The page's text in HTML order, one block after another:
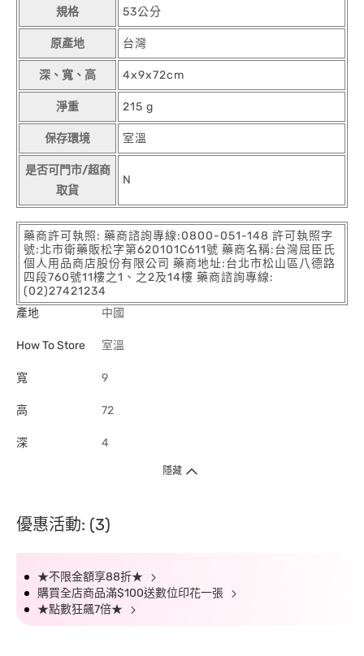
規格 53公分
原產地 台灣
深、寬、高 4x9x72cm
淨重 215 g
保存環境 室溫
是否可門市/超商
取貨
N
藥商許可執照: 藥商諮詢專線:0800-051-148 許可執照字
號:北市衛藥販松字第620101C611號 藥商名稱:台灣屈臣氏
個人用品商店股份有限公司 藥商地址:台北市松山區八德路
四段760號11樓之1、之2及14樓 藥商諮詢專線:
(02)27421234
產地
中國
How To Store 室溫
寬 9
高 72
深 4
隱藏
優惠活動: (3)
★不限金額享88折★
購買全店商品滿$100送數位印花一張
★點數狂飆7倍★